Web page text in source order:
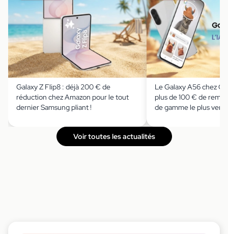
Galaxy Z Flip8 : déjà 200 € de
réduction chez Amazon pour le tout
dernier Samsung pliant !
Le Galaxy A56 chez
plus de 100 € de
de gamme le plus
Voir toutes les actualités